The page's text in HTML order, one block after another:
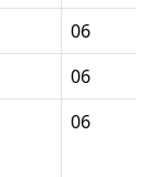
06
06
06